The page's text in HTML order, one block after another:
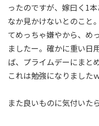
ったのですが、嫁曰く1
なか見かけないとのこと
てめっちゃ嫌やから、め
ましたー。確かに重い日
ば、プライムデーにまと
これは勉強になりました
また良いものに気付いた